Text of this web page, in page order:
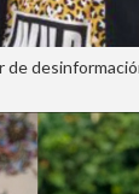
de desinformación